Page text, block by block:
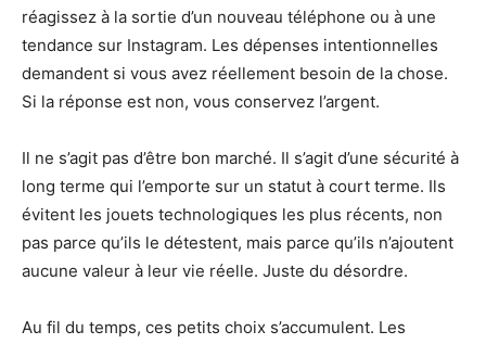
réagissez à la sortie d’un nouveau téléphone ou à une
tendance sur Instagram. Les dépenses intentionnelles
demandent si vous avez réellement besoin de la chose.
Si la réponse est non, vous conservez l’argent.
Il ne s’agit pas d’être bon marché. Il s’agit d’une sécurité à
long terme qui l’emporte sur un statut à court terme. Ils
évitent les jouets technologiques les plus récents, non
pas parce qu’ils le détestent, mais parce qu’ils n’ajoutent
aucune valeur à leur vie réelle. Juste du désordre.
Au fil du temps, ces petits choix s’accumulent. Les